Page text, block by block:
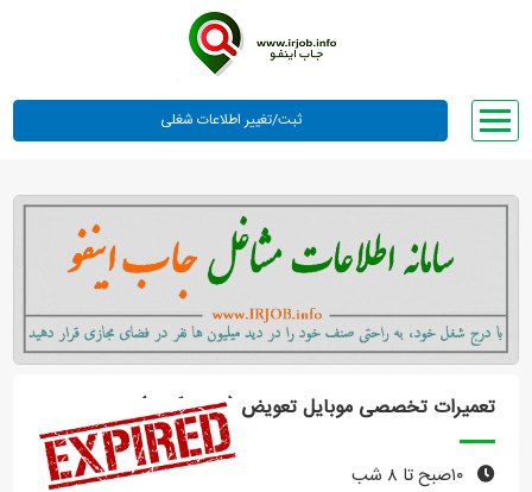
وبلاگ
معرفی ما
تعرفه ها
راهنما
ورود یا عضویت
تعمیرات تخصصی موبایل تعویض (هارد- گلس)
۱۰صبح تا ۸ شب